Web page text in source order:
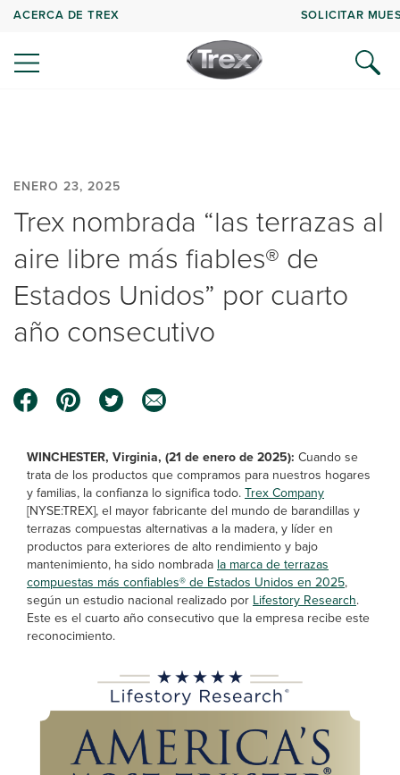
ACERCA DE TREX SOLICITAR
ENERO 23, 2025
Trex nombrada “las terrazas al
aire libre más fiables® de
Estados Unidos” por cuarto
año consecutivo
WINCHESTER, Virginia, (21 de enero de 2025): Cuando se
trata de los productos que compramos para nuestros hogares
y familias, la confianza lo significa todo.Trex Company
[NYSE:TREX], el mayor fabricante del mundo de barandillas y
terrazas compuestas alternativas a la madera, y líder en
productos para exteriores de alto rendimiento y bajo
mantenimiento, ha sido nombrada la marca de terrazas
compuestas más confiables® de Estados Unidos en 2025,
según un estudio nacional realizado por Lifestory Research.
Este es el cuarto año consecutivo que la empresa recibe este
reconocimiento.